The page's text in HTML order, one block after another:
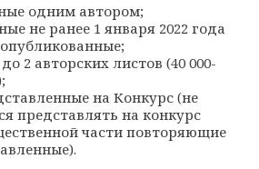
одним автором;
не ранее 1 января 2022 года
2 авторских листов (40 000-
на Конкурс (не
представлять на конкурс
части повторяющие